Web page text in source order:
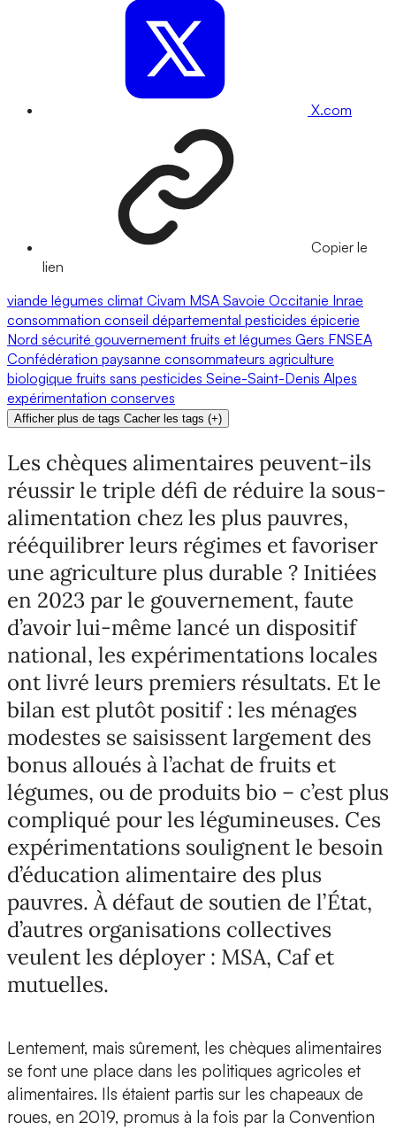
X.com
Copier le
lien
viande légumes climat Civam MSA Savoie Occitanie Inrae
consommation conseil départemental pesticides épicerie
Nord sécurité gouvernement fruits et légumes Gers FNSEA
Confédération paysanne consommateurs agriculture
biologique fruits sans pesticides Seine-Saint-Denis Alpes
expérimentation conserves
Afficher plus de tags Cacher les tags (+)
Les chèques alimentaires peuvent-ils
réussir le triple défi de réduire la sous-
alimentation chez les plus pauvres,
rééquilibrer leurs régimes et favoriser
une agriculture plus durable ? Initiées
en 2023 par le gouvernement, faute
d’avoir lui-même lancé un dispositif
national, les expérimentations locales
ont livré leurs premiers résultats. Et le
bilan est plutôt positif : les ménages
modestes se saisissent largement des
bonus alloués à l’achat de fruits et
légumes, ou de produits bio – c’est plus
compliqué pour les légumineuses. Ces
expérimentations soulignent le besoin
d’éducation alimentaire des plus
pauvres. À défaut de soutien de l’État,
d’autres organisations collectives
veulent les déployer : MSA, Caf et
mutuelles.
Lentement, mais sûrement, les chèques alimentaires
se font une place dans les politiques agricoles et
alimentaires. Ils étaient partis sur les chapeaux de
roues, en 2019, promus à la fois par la Convention